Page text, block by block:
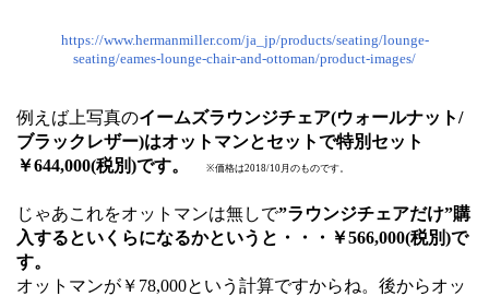
https://www.hermanmiller.com/ja_jp/products/seating/lounge-
seating/eames-lounge-chair-and-ottoman/product-images/
例えば上写真のイームズラウンジチェア(ウォールナット/
ブラックレザー)はオットマンとセットで特別セット
￥644,000(税別)です。
※価格は2018/10月のものです。
じゃあこれをオットマンは無しで”ラウンジチェアだけ”購
入するといくらになるかというと・・・￥566,000(税別)で
す。
オットマンが￥78,000という計算ですからね。後からオッ